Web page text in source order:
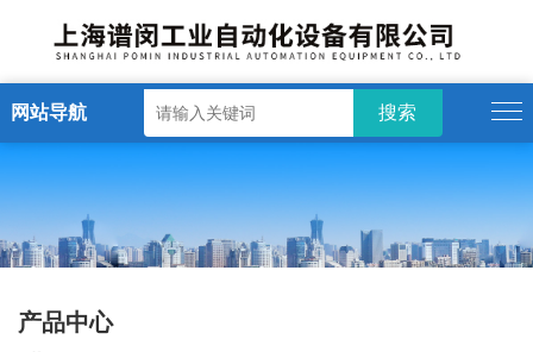
网站导航
产品中心